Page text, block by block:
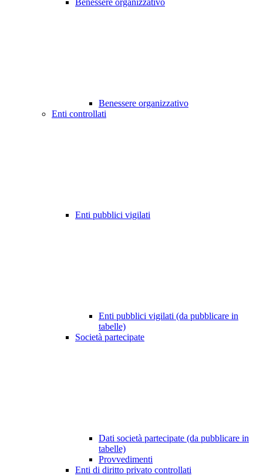
Benessere organizzativo
Benessere organizzativo
Enti controllati
Enti pubblici vigilati
Enti pubblici vigilati (da pubblicare in
tabelle)
Società partecipate
Dati società partecipate (da pubblicare in
tabelle)
Provvedimenti
Enti di diritto privato controllati